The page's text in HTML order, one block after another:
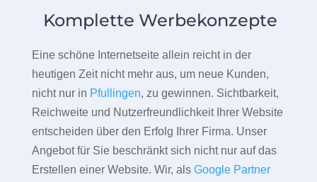
Komplette Werbekonzepte
Eine schöne Internetseite allein reicht in der
heutigen Zeit nicht mehr aus, um neue Kunden,
nicht nur in Pfullingen, zu gewinnen. Sichtbarkeit,
Reichweite und Nutzerfreundlichkeit Ihrer Website
entscheiden über den Erfolg Ihrer Firma. Unser
Angebot für Sie beschränkt sich nicht nur auf das
Erstellen einer Website. Wir, als Google Partner